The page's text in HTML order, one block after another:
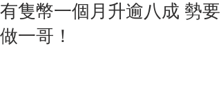
有隻幣一個月升逾八成 勢要
做一哥！